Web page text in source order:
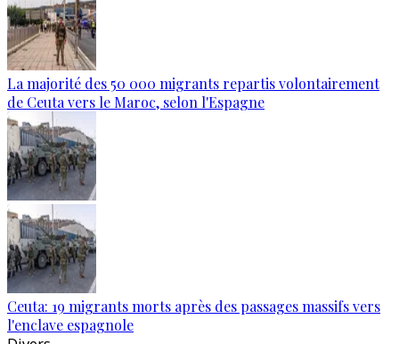
La majorité des 50 000 migrants repartis volontairement
de Ceuta vers le Maroc, selon l'Espagne
Ceuta: 19 migrants morts après des passages massifs vers
l'enclave espagnole